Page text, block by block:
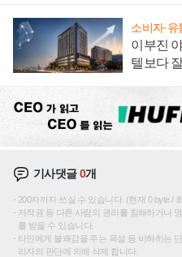
소비자·유
이부진
텔보다
기사댓글0개
200자까지 쓰실 수 있습니다. (현재 0 byte /
저작권 등 다른 사람의 권리를 침해하거나
를 받을 수 있습니다.
타인에게 불쾌감을 주는 욕설 등 비하하는
리자의 판단에 의해 삭제 합니다.